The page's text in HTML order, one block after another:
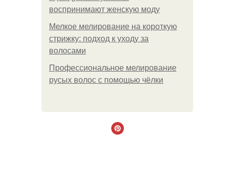
воспринимают женскую моду
Мелкое мелирование на короткую
стрижку: подход к уходу за
волосами
Профессиональное мелирование
русых волос с помощью чёлки